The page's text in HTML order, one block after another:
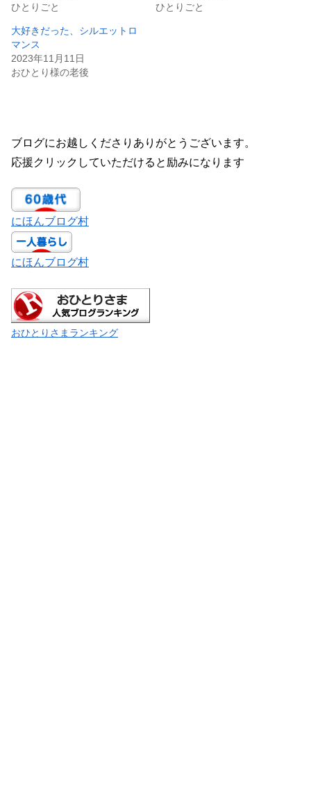
ひとりごと
ひとりごと
大好きだった、シルエットロ
マンス
2023年11月11日
おひとり様の老後
ブログにお越しくださりありがとうございます。
応援クリックしていただけると励みになります
にほんブログ村
にほんブログ村
おひとりさまランキング